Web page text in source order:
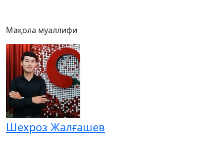
Мақола муаллифи
Шехроз Жалғашев